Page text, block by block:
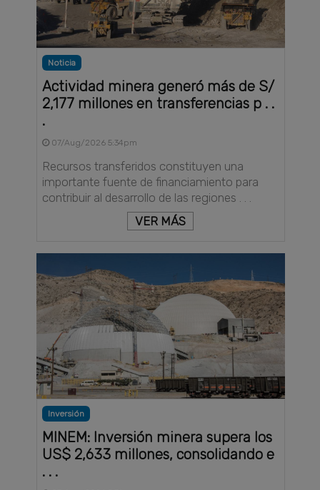
Noticia
Actividad minera generó más de S/
2,177 millones en transferencias p . .
.
07/Aug/2026 5:34pm
Recursos transferidos constituyen una
importante fuente de financiamiento para
contribuir al desarrollo de las regiones . . .
VER MÁS
Inversión
MINEM: Inversión minera supera los
US$ 2,633 millones, consolidando e
. . .